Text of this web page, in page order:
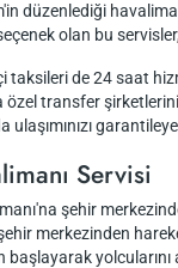
düzenlediği
olan bu
taksileri de 24 saat
özel transfer
ulaşımınızı
Servisi
şehir
merkezinden
başlayarak